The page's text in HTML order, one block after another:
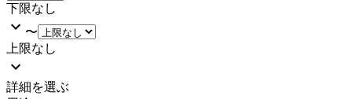
下限なし
〜
上限なし
詳細を選ぶ